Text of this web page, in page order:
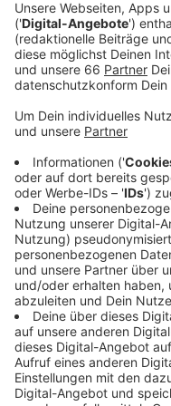
Anzeige
Die Baumbilanz ist
Jahren wieder positiv.
Folgen der
mit Hitze und
Bäume setzt die
neuen
nächstes Jahr
1.500 neue Bäume
viele neue
sind auch neue
und auf Spielplätzen
Anzeige